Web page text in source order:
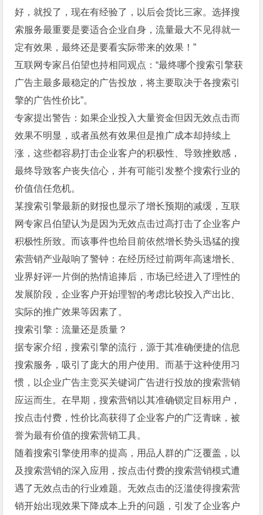
好，就投了，现在有经验了，以后会货比三家。选择搜
索服务最重要是要适合企业自身，流量最大不见得就一
定有效果，最终还是要看实际带来的效果！”
互联网专家吕伯望也持相同观点：“最终哪个搜索引擎获
广告主最多最稳定的广告投放，将主要取决于各搜索引
擎的广告性价比”。
专家提出警告：如果企业投入大量资金但因无效点击而
效果不明显，或者虽然有效果但是推广成本却持续上
涨，这些都容易打击企业客户的积极性、导致挫败感，
最终导致客户丧失信心，并有可能引发整个搜索行业的
价值信任危机。
某搜索引擎最新的财报也显示了增长预期的减缓，互联
网专家吕伯望认为是因为无效点击过高打击了企业客户
积极性所致。而该事件也给目前依然增长势头迅猛的搜
索营销产业敲响了警钟：在经历经过前两年高速增长、
业界好评一片倒的热情追捧后，市场已经进入了理性的
发展阶段，企业客户开始理智的考虑比较投入产出比、
实际的推广效果等因素了。
搜索引擎：流量还是质量？
据专家介绍，搜索引擎的流行，源于其准确便捷的信息
搜索服务，吸引了庞大的用户使用。而基于这种使用习
惯，以企业广告主竞买关键词广告进行投放的搜索营销
应运而生。在早期，搜索营销以其准确锁定目标用户，
按点击付费，性价比高获得了企业客户的广泛青睐，被
誉为最有价值的搜索营销工具。
随着搜索引擎使用率的提高，用品人群的广泛覆盖，以
及搜索营销的深入应用，按点击付费的搜索营销模式遭
遇了无效点击的行业难题。无效点击的泛滥使得搜索营
销开始出现效果下降成本上升的问题，引发了企业客户